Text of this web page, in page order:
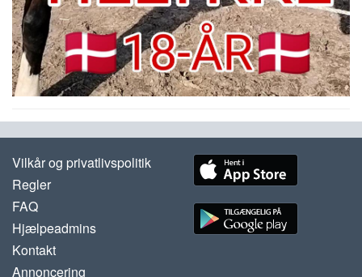
Vilkår og privatlivspolitik
Regler
FAQ
Hjælpeadmins
Kontakt
Annoncering